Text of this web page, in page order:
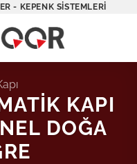
- KEPENK SISTEMLERI
KAPI
DOĞA